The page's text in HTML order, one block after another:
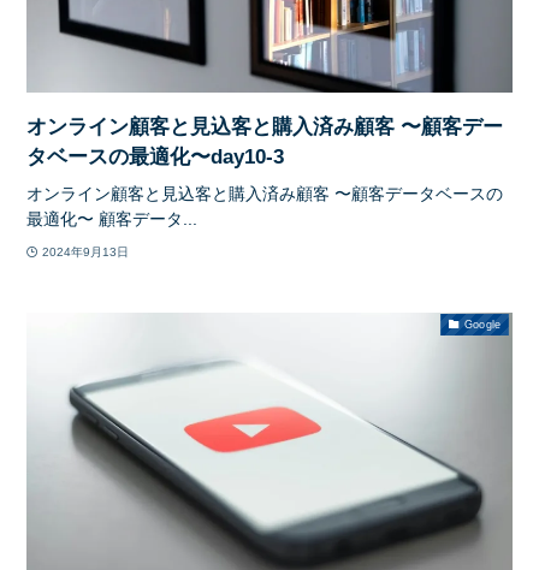
オンライン顧客と見込客と購入済み顧客 〜顧客デー
タベースの最適化〜day10-3
オンライン顧客と見込客と購入済み顧客 〜顧客データベースの
最適化〜 顧客データ...
2024年9月13日
Google